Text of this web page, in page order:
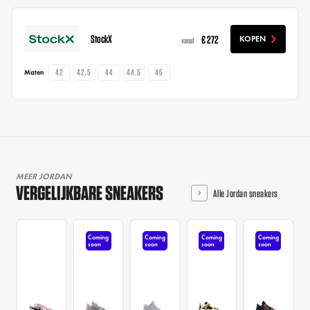
StockX vanaf € 272 KOPEN
Maten 42 42.5 44 44.5 45
MEER JORDAN
VERGELIJKBARE SNEAKERS Alle Jordan sneakers
Coming
soon
Coming
soon
Coming
soon
Coming
soon